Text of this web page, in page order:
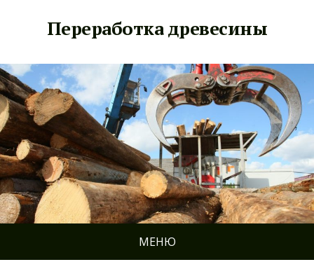
Переработка древесины
МЕНЮ